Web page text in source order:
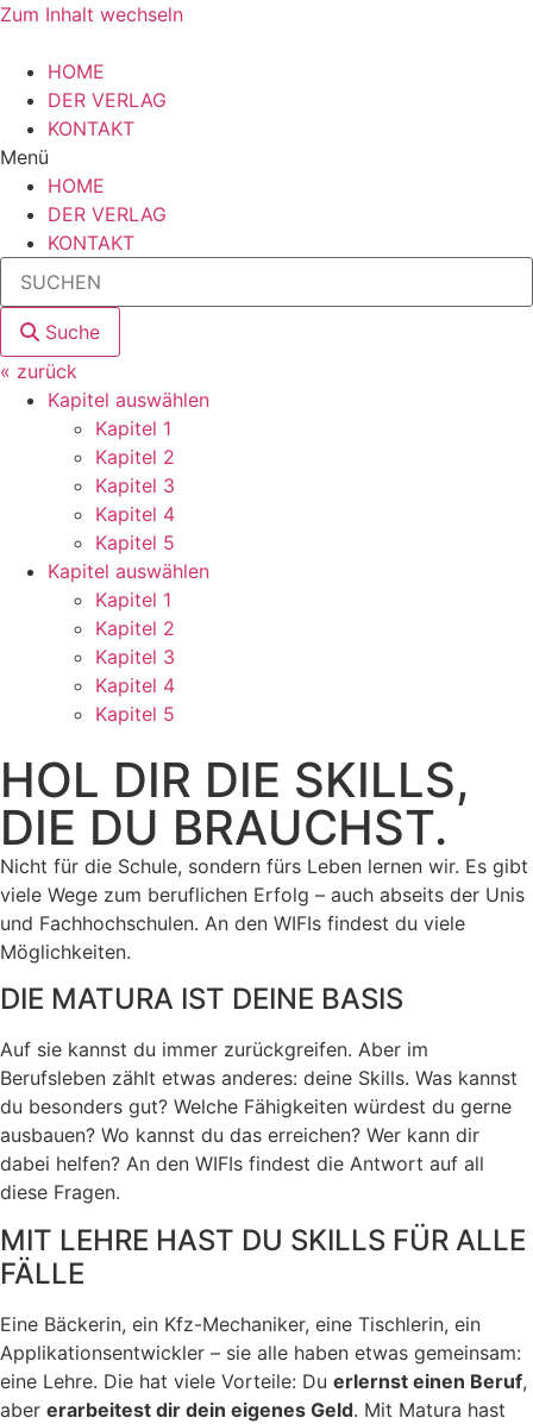
Zum Inhalt wechseln
HOME
DER VERLAG
KONTAKT
Menü
HOME
DER VERLAG
KONTAKT
Suche
« zurück
Kapitel auswählen
Kapitel 1
Kapitel 2
Kapitel 3
Kapitel 4
Kapitel 5
Kapitel auswählen
Kapitel 1
Kapitel 2
Kapitel 3
Kapitel 4
Kapitel 5
HOL DIR DIE SKILLS,
DIE DU BRAUCHST.
Nicht für die Schule, sondern fürs Leben lernen wir. Es gibt
viele Wege zum beruflichen Erfolg – auch abseits der Unis
und Fachhochschulen. An den WIFIs findest du viele
Möglichkeiten.
DIE MATURA IST DEINE BASIS
Auf sie kannst du immer zurückgreifen. Aber im
Berufsleben zählt etwas anderes: deine Skills. Was kannst
du besonders gut? Welche Fähigkeiten würdest du gerne
ausbauen? Wo kannst du das erreichen? Wer kann dir
dabei helfen? An den WIFIs findest die Antwort auf all
diese Fragen.
MIT LEHRE HAST DU SKILLS FÜR ALLE
FÄLLE
Eine Bäckerin, ein Kfz-Mechaniker, eine Tischlerin, ein
Applikationsentwickler – sie alle haben etwas gemeinsam:
eine Lehre. Die hat viele Vorteile: Du erlernst einen Beruf,
aber erarbeitest dir dein eigenes Geld. Mit Matura hast